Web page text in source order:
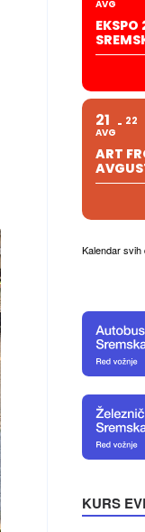
AVG
EKSPO
21
AVG
22
ART
Kalendar svih
KURS